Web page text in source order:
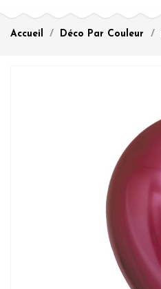
Accueil Déco Par Couleur